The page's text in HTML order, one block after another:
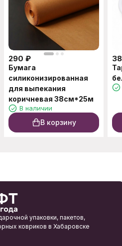
290 ₽
Бумага
силиконизированная
для выпекания
коричневая 38см*25м
В наличии
В корзину
упаковки, пакетов,
ковриков в Хабаровске